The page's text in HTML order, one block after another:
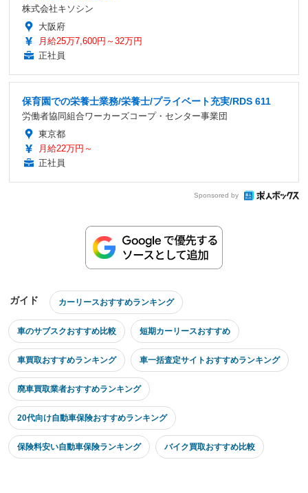
株式会社キソシン
大阪府
月給25万7,600円～32万円
正社員
保育園での栄養士業務/栄養士/プライベート充実/RDS 611
労働者協同組合ワーカーズコープ・センター事業団
東京都
月給22万円～
正社員
Sponsored by
ガイド カーリースおすすめランキング
車のサブスクおすすめ比較 短期カーリースおすすめ
車買取おすすめランキング 車一括査定サイトおすすめランキング
廃車買取業者おすすめランキング
20代向け自動車保険おすすめランキング
保険料安い自動車保険ランキング バイク買取おすすめ比較